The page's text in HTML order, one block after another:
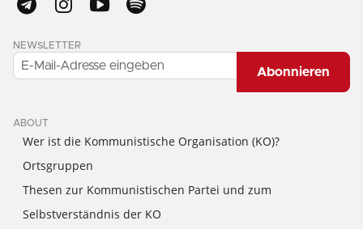
NEWSLETTER
Abonnieren
ABOUT
Wer ist die Kommunistische Organisation (KO)?
Ortsgruppen
Thesen zur Kommunistischen Partei und zum
Selbstverständnis der KO